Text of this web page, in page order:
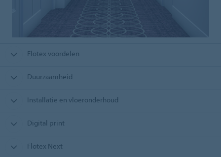
Flotex voordelen
Duurzaamheid
Installatie en vloeronderhoud
Digital print
Flotex Next